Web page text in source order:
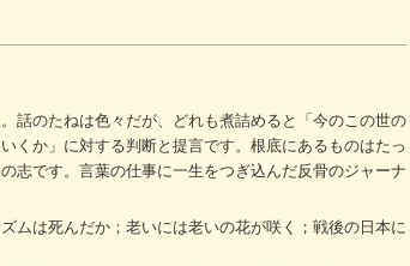
話のたねは色々だが、どれも煮詰めると「今のこの世の
くか」に対する判断と提言です。根底にあるものはたっ
志です。言葉の仕事に一生をつぎ込んだ反骨のジャーナ
ムは死んだか；老いには老いの花が咲く；戦後の日本に